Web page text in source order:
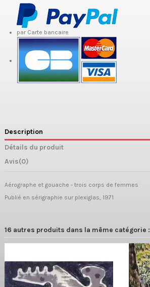
par Carte bancaire
Description
Détails du produit
Avis(0)
Aérographe et gouache - trois corps de femmes
Publié en sérigraphie sur plexiglas, 1971
16 autres produits dans la même catégorie :